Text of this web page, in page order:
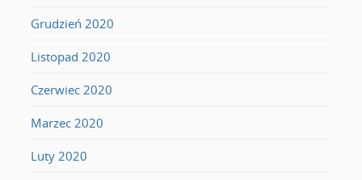
Grudzień 2020
Listopad 2020
Czerwiec 2020
Marzec 2020
Luty 2020